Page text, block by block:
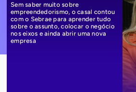
Sem saber muito sobre
empreendedorismo, o casal contou
com o Sebrae para aprender tudo
sobre o assunto, colocar o negócio
nos eixos e ainda abrir uma nova
empresa